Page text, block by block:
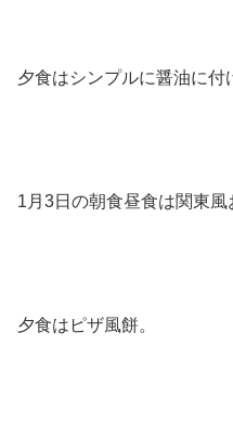
夕食はシンプルに醤油に付
1月3日の朝食昼食は関東風
夕食はピザ風餅。